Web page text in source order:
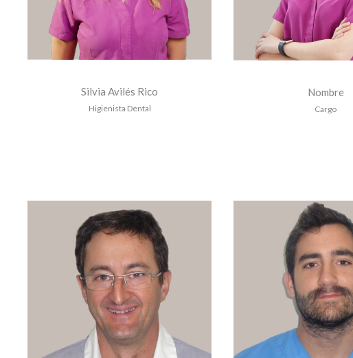
Silvia Avilés Rico
Higienista Dental
Nombre
Cargo